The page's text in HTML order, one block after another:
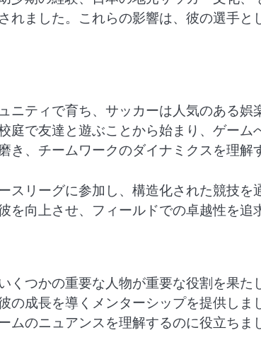
れました。これらの影響は、彼の選手
ニティで育ち、サッカーは人気のある娯
庭で友達と遊ぶことから始まり、ゲーム
、チームワークのダイナミクスを理解
スリーグに参加し、構造化された競技を
を向上させ、フィールドでの卓越性を追
くつかの重要な人物が重要な役割を果
の成長を導くメンターシップを提供し
のニュアンスを理解するのに役立ちま